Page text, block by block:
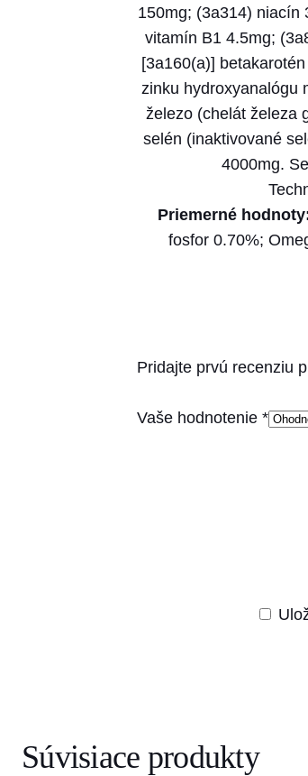
150mg; (3a314) niacín
vitamín B1 4.5mg;
[3a160(a)]
zinku hydroxyanalógu
železo (chelát železa
selén (inaktivované
4000mg.
Priemerné
fosfor 0.70%;
Pridajte prvú recenziu
Vaše hodnotenie *
Súvisiace produkty